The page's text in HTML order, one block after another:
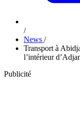
/
News /
Transport à
l’intérieur
Publicité